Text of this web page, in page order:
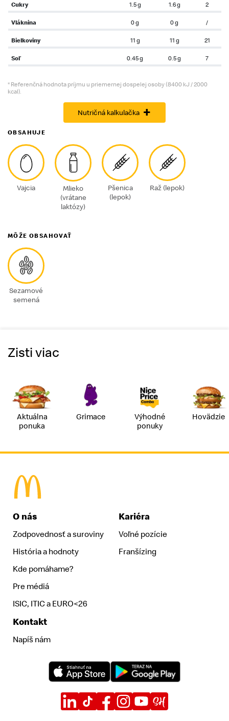
Cukry 1.5 g 1.6 g 2
Vláknina 0 g 0 g /
Bielkoviny 11 g 11 g 21
Soľ 0.45 g 0.5 g 7
* Referenčná hodnota príjmu u priemernej dospelej osoby (8400 kJ / 2000
kcal).
Nutričná kalkulačka +
OBSAHUJE
Vajcia
Mlieko
(vrátane
laktózy)
Pšenica
(lepok)
Raž (lepok)
MÔŽE OBSAHOVAŤ
Sezamové
semená
Zisti viac
Aktuálna
ponuka
Grimace
Výhodné
ponuky
Hovädzie
O nás
Zodpovednosť a suroviny
História a hodnoty
Kde pomáhame?
Pre médiá
ISIC, ITIC a EURO<26
Kariéra
Voľné pozície
Franšízing
Kontakt
Napíš nám